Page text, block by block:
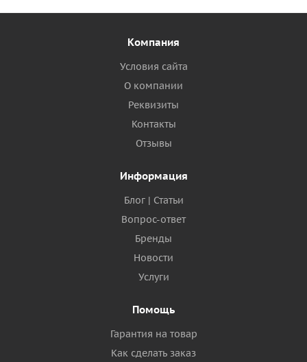
Компания
Условия сайта
О компании
Реквизиты
Контакты
Отзывы
Информация
Блог | Статьи
Вопрос-ответ
Бренды
Новости
Услуги
Помощь
Гарантия на товар
Как сделать заказ